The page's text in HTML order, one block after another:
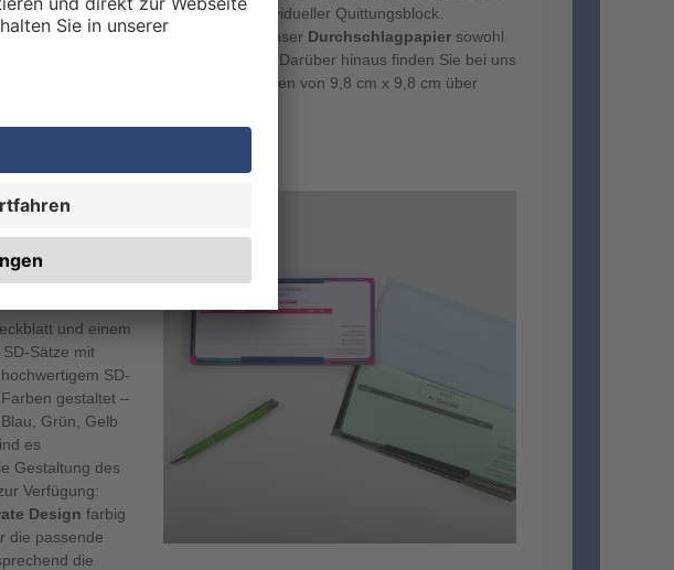
unter anderem hervorragend als individueller Quittungsblock.
Selbstverständlich bieten wir Ihnen unser Durchschlagpapier sowohl
im Hoch- als auch im Querformat an. Darüber hinaus finden Sie bei uns
Blöcke mit quadratischen Abmessungen von 9,8 cm x 9,8 cm über
KANN
DRUCK
und einem
Sätze mit
SD-
gestaltet –
Grün, Gelb
es
Gestaltung des
Verfügung:
Design farbig
die passende
die